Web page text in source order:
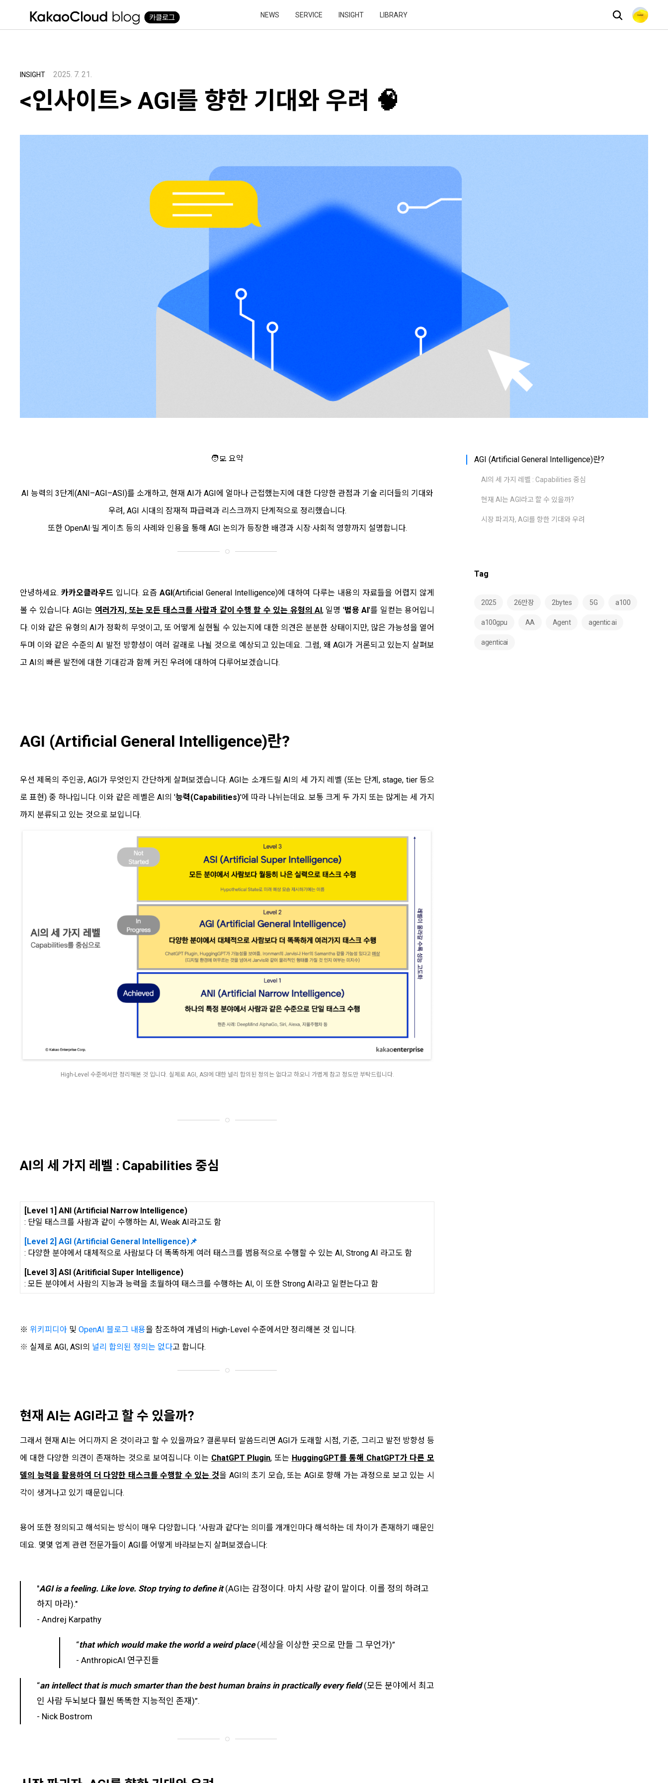
NEWS
SERVICE INSIGHT LIBRARY
INSIGHT 2025. 7. 21.
<인사이트> AGI를 향한 기대와 우려 🧠
🧑‍💻 요약
AI 능력의 3단계(ANI–AGI–ASI)를 소개하고, 현재 AI가 AGI에 얼마나 근접했는지에 대한 다양한 관점과 기술 리더들의 기대와
우려, AGI 시대의 잠재적 파급력과 리스크까지 단계적으로 정리했습니다.
또한 OpenAI·빌 게이츠 등의 사례와 인용을 통해 AGI 논의가 등장한 배경과 시장·사회적 영향까지 설명합니다.
안녕하세요. 카카오클라우드 입니다. 요즘 AGI(Artificial General Intelligence)에 대하여 다루는 내용의 자료들을 어렵지 않게
볼 수 있습니다. AGI는 여러가지, 또는 모든 태스크를 사람과 같이 수행 할 수 있는 유형의 AI, 일명 '범용 AI'를 일컫는 용어입니
다. 이와 같은 유형의 AI가 정확히 무엇이고, 또 어떻게 실현될 수 있는지에 대한 의견은 분분한 상태이지만, 많은 가능성을 열어
두며 이와 같은 수준의 AI 발전 방향성이 여러 갈래로 나뉠 것으로 예상되고 있는데요. 그럼, 왜 AGI가 거론되고 있는지 살펴보
고 AI의 빠른 발전에 대한 기대감과 함께 커진 우려에 대하여 다루어보겠습니다.
AGI (Artificial General Intelligence)란?
우선 제목의 주인공, AGI가 무엇인지 간단하게 살펴보겠습니다. AGI는 소개드릴 AI의 세 가지 레벨 (또는 단계, stage, tier 등으
로 표현) 중 하나입니다. 이와 같은 레벨은 AI의 '능력(Capabilities)'에 따라 나뉘는데요. 보통 크게 두 가지 또는 많게는 세 가지
까지 분류되고 있는 것으로 보입니다.
High-Level 수준에서만 정리해본 것 입니다. 실제로 AGI, ASI에 대한 널리 합의된 정의는 없다고 하오니 가볍게 참고 정도만 부탁드립니다.
AI의 세 가지 레벨 : Capabilities 중심
[Level 1] ANI (Artificial Narrow Intelligence)
: 단일 태스크를 사람과 같이 수행하는 AI, Weak AI라고도 함
[Level 2] AGI (Artificial General Intelligence)📌
: 다양한 분야에서 대체적으로 사람보다 더 똑똑하게 여러 태스크를 범용적으로 수행할 수 있는 AI, Strong AI 라고도 함
[Level 3] ASI (Aritificial Super Intelligence)
: 모든 분야에서 사람의 지능과 능력을 초월하여 태스크를 수행하는 AI, 이 또한 Strong AI라고 일컫는다고 함
※ 위키피디아 및 OpenAI 블로그 내용을 참조하여 개념의 High-Level 수준에서만 정리해본 것 입니다.
※ 실제로 AGI, ASI의 널리 합의된 정의는 없다고 합니다.
현재 AI는 AGI라고 할 수 있을까?
그래서 현재 AI는 어디까지 온 것이라고 할 수 있을까요? 결론부터 말씀드리면 AGI가 도래할 시점, 기준, 그리고 발전 방향성 등
에 대한 다양한 의견이 존재하는 것으로 보여집니다. 이는 ChatGPT Plugin, 또는 HuggingGPT를 통해 ChatGPT가 다른 모
델의 능력을 활용하여 더 다양한 태스크를 수행할 수 있는 것을 AGI의 초기 모습, 또는 AGI로 향해 가는 과정으로 보고 있는 시
각이 생겨나고 있기 때문입니다.
용어 또한 정의되고 해석되는 방식이 매우 다양합니다. '사람과 같다'는 의미를 개개인마다 해석하는 데 차이가 존재하기 때문인
데요. 몇몇 업계 관련 전문가들이 AGI를 어떻게 바라보는지 살펴보겠습니다:
"AGI is a feeling. Like love. Stop trying to define it(AGI는 감정이다. 마치 사랑 같이 말이다. 이를 정의 하려고
하지 마라)."
- Andrej Karpathy
“that which would make the world a weird place(세상을 이상한 곳으로 만들 그 무언가)”
- AnthropicAI 연구진들
“an intellect that is much smarter than the best human brains in practically every field(모든 분야에서 최고
인 사람 두뇌보다 훨씬 똑똑한 지능적인 존재)”.
- Nick Bostrom
AGI (Artificial General Intelligence)란?
AI의 세 가지 레벨 : Capabilities 중심
현재 AI는 AGI라고 할 수 있을까?
시장 파괴자, AGI를 향한 기대와 우려
Tag
2025 26만장 2bytes 5G a100
a100gpu AA Agent agentic ai
agenticai